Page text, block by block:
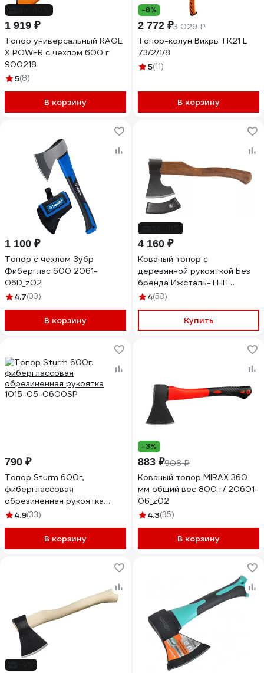
1 919 ₽
Топор универсальный RAGE
X POWER с чехлом 600 г
900218
5(8)
В корзину
-8%
2 772 ₽3 029 ₽
Топор-колун Вихрь TК21 L
73/2/1/8
5(11)
В корзину
1 100 ₽
Топор с чехлом Зубр
Фиберглас 600 2061-
06D_z02
4.7(33)
В корзину
4 160 ₽
Кованый топор с
деревянной рукояткой Без
бренда Ижсталь-ТНП
Викинг-Премиум 600 г
4(53)
Купить
790 ₽
Топор Sturm 600г,
фиберглассовая
обрезиненная рукоятка
1015-05-0600SP
4.9(33)
В корзину
-3%
883 ₽908 ₽
Кованый топор MIRAX 360
мм общий вес 800 г/ 20601-
06_z02
4.3(35)
В корзину